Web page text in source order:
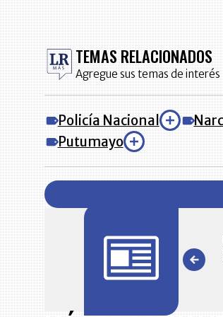
TEMAS RELACIONADOS
Agregue sus temas de interés
Policía Nacional
Putumayo
en su correo electrónico las noticias seleccionadas por nuestro